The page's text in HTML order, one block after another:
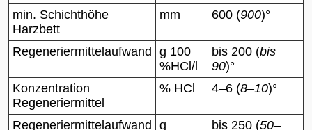
min. Schichthöhe
Harzbett
mm 600 (900)°
Regeneriermittelaufwand
g 100
%HCl/l
bis 200 (bis
90)°
Konzentration
Regeneriermittel
% HCl 4–6 (8–10)°
Regeneriermittelaufwand
g
bis 250 (50–